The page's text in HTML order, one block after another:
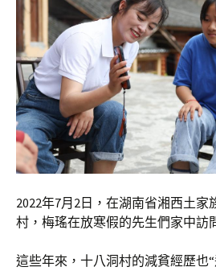
2022年7月2日，在湖南省湘西土家
村，梅瑤在放寒假的先生們家中訪
這些年來，十八洞村的減貧經歷也